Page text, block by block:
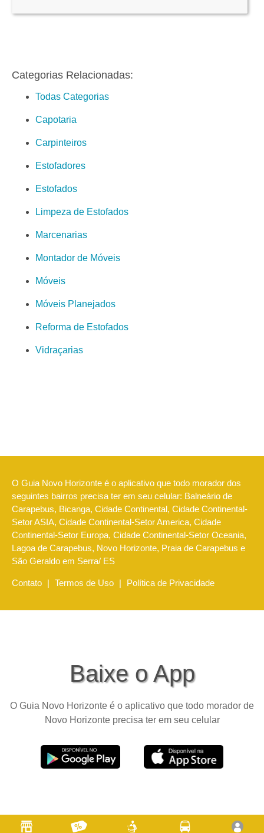
Categorias Relacionadas:
Todas Categorias
Capotaria
Carpinteiros
Estofadores
Estofados
Limpeza de Estofados
Marcenarias
Montador de Móveis
Móveis
Móveis Planejados
Reforma de Estofados
Vidraçarias
O Guia Novo Horizonte é o aplicativo que todo morador dos
seguintes bairros precisa ter em seu celular: Balneário de
Carapebus, Bicanga, Cidade Continental, Cidade Continental-
Setor ASIA, Cidade Continental-Setor America, Cidade
Continental-Setor Europa, Cidade Continental-Setor Oceania,
Lagoa de Carapebus, Novo Horizonte, Praia de Carapebus e
São Geraldo em Serra/ ES
Contato | Termos de Uso | Política de Privacidade
Baixe o App
O Guia Novo Horizonte é o aplicativo que todo morador de
Novo Horizonte precisa ter em seu celular